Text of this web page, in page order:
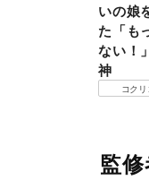
いの娘
た「も
ない！
神
コクリ
監